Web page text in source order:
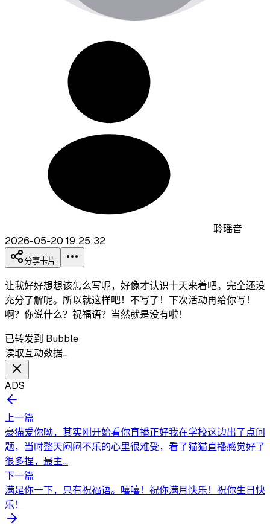
聆瑶音
2026-05-20 19:25:32
分享卡片
让我好好想想该怎么写呢，好像才认识十天来着吧。完全还没
充分了解呢。所以就这样吧！不写了！下次活动再给你写！
啊？你说什么？祝福语？当然就是没有啦！
已转发到 Bubble
读取互动数据…
ADS
上一篇
豪猫爱你呦，其实刚开始看你直播正好我在学校这边出了点问
题，当时整天闷闷不乐的心里很难受，看了猫猫直播感觉好了
很多捏，最主...
下一篇
满足你一下，只有祝福语。嘻嘻！祝你满月快乐！祝你生日快
乐！